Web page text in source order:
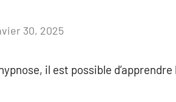
30, 2025
il est possible